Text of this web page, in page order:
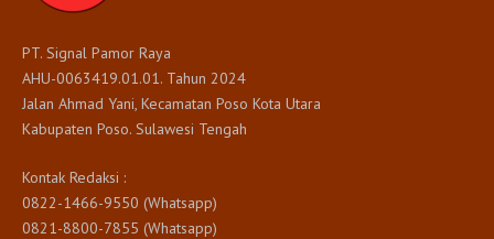
PT. Signal Pamor Raya
AHU-0063419.01.01. Tahun 2024
Jalan Ahmad Yani, Kecamatan Poso Kota Utara
Kabupaten Poso. Sulawesi Tengah
Kontak Redaksi :
0822-1466-9550 (Whatsapp)
0821-8800-7855 (Whatsapp)